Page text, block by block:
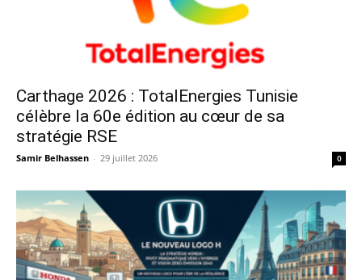
Carthage 2026 : TotalEnergies Tunisie
célèbre la 60e édition au cœur de sa
stratégie RSE
Samir Belhassen - 29 juillet 2026 0